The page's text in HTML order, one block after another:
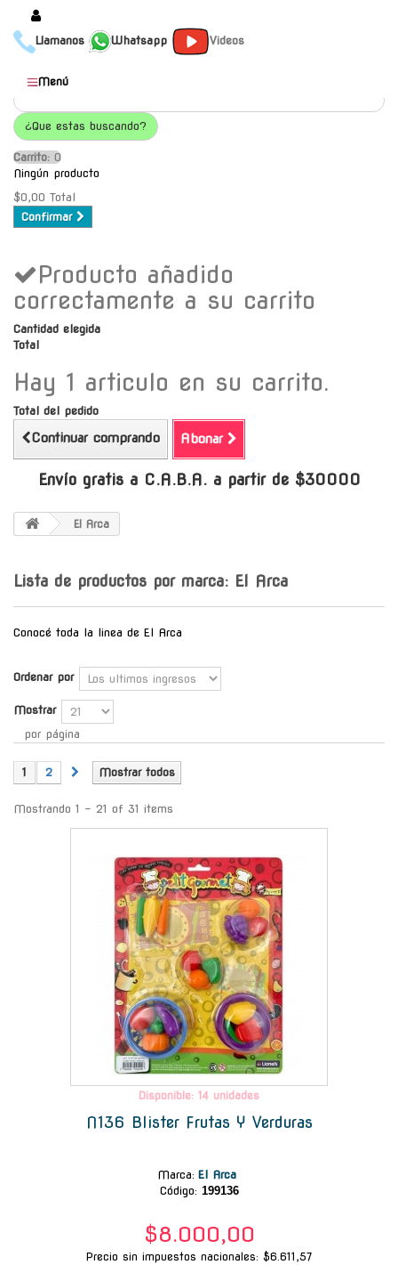
Llamanos Whatsapp Videos
Productos
Populares
Categorías
Marcas
Mayoristas
Contacto
Envío gratis a C.A.B.A. a
partir de $30000
Menú
¿Que estas buscando?
Carrito: O
Ningún producto
$0,00 Total
Confirmar
Producto añadido
correctamente a su carrito
Cantidad elegida
Total
Hay 1 articulo en su carrito.
Total del pedido
Continuar comprando Abonar
Envío gratis a C.A.B.A. a partir de $30000
El Arca
Lista de productos por marca: El Arca
Conocé toda la linea de El Arca
Ordenar por
Mostrar
por página
Mostrar todos
1 2
Mostrando 1 - 21 of 31 items
Disponible: 14 unidades
N136 Blister Frutas Y Verduras
Marca: El Arca
Código: 199136
$8.000,00
Precio sin impuestos nacionales: $6.611,57